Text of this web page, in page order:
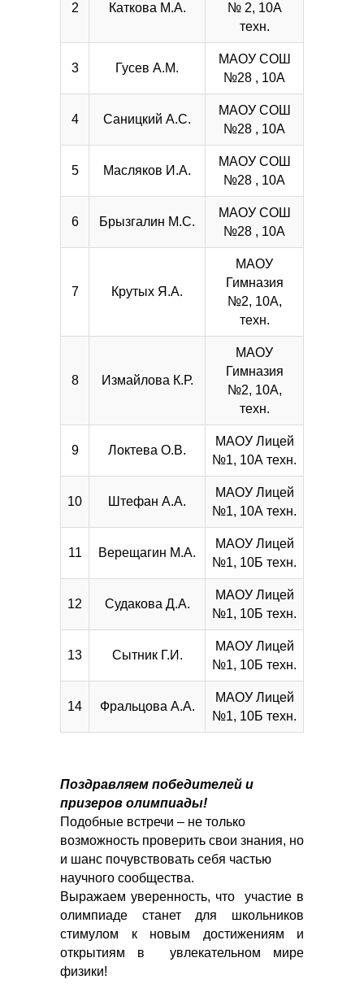
2 Каткова М.А.
№ 2, 10А
техн.
3 Гусев А.М.
МАОУ СОШ
№28 , 10А
4 Саницкий А.С.
МАОУ СОШ
№28 , 10А
5 Масляков И.А.
МАОУ СОШ
№28 , 10А
6 Брызгалин М.С.
МАОУ СОШ
№28 , 10А
7 Крутых Я.А.
МАОУ
Гимназия
№2, 10А,
техн.
8 Измайлова К.Р.
МАОУ
Гимназия
№2, 10А,
техн.
9 Локтева О.В.
МАОУ Лицей
№1, 10А техн.
10 Штефан А.А.
МАОУ Лицей
№1, 10А техн.
11 Верещагин М.А.
МАОУ Лицей
№1, 10Б техн.
12 Судакова Д.А.
МАОУ Лицей
№1, 10Б техн.
13 Сытник Г.И.
МАОУ Лицей
№1, 10Б техн.
14 Фральцова А.А.
МАОУ Лицей
№1, 10Б техн.
Поздравляем победителей и
призеров олимпиады!
Подобные встречи – не только
возможность проверить свои знания, но
и шанс почувствовать себя частью
научного сообщества.
Выражаем уверенность, что участие в
олимпиаде станет для школьников
стимулом к новым достижениям и
открытиям в увлекательном мире
физики!